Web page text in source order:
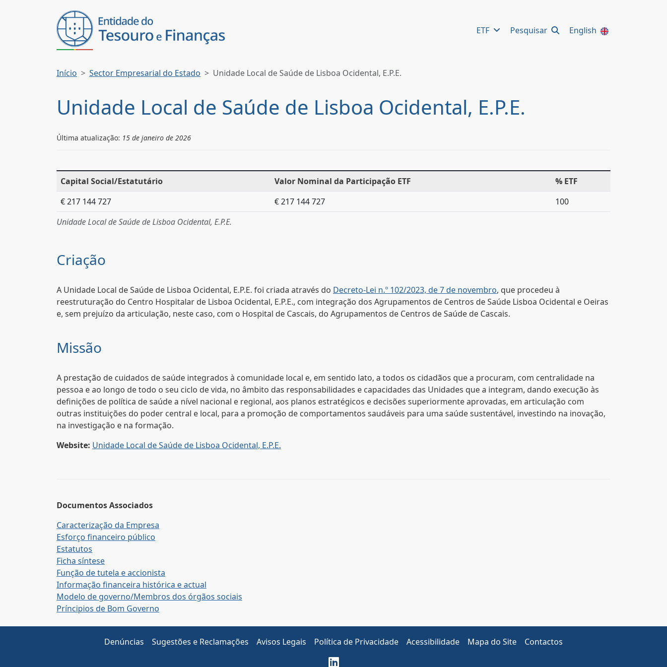
ETF Pesquisar English
Início Sector Empresarial do Estado Unidade Local de Saúde de Lisboa Ocidental, E.P.E.
Unidade Local de Saúde de Lisboa Ocidental, E.P.E.
Última atualização: 15 de janeiro de 2026
Unidade Local de Saúde de Lisboa Ocidental, E.P.E.
Capital Social/Estatutário Valor Nominal da Participação ETF
% ETF
€ 217 144 727
€ 217 144 727 100
Criação
A Unidade Local de Saúde de Lisboa Ocidental, E.P.E. foi criada através do Decreto-Lei n.º 102/2023, de 7 de novembro, que procedeu à
reestruturação do Centro Hospitalar de Lisboa Ocidental, E.P.E., com integração dos Agrupamentos de Centros de Saúde Lisboa Ocidental e Oeiras
e, sem prejuízo da articulação, neste caso, com o Hospital de Cascais, do Agrupamentos de Centros de Saúde de Cascais.
Missão
A prestação de cuidados de saúde integrados à comunidade local e, em sentido lato, a todos os cidadãos que a procuram, com centralidade na
pessoa e ao longo de todo o seu ciclo de vida, no âmbito das responsabilidades e capacidades das Unidades que a integram, dando execução às
definições de política de saúde a nível nacional e regional, aos planos estratégicos e decisões superiormente aprovadas, em articulação com
outras instituições do poder central e local, para a promoção de comportamentos saudáveis para uma saúde sustentável, investindo na inovação,
na investigação e na formação.
Website: Unidade Local de Saúde de Lisboa Ocidental, E.P.E.
Documentos Associados
Caracterização da Empresa
Esforço financeiro público
Estatutos
Ficha síntese
Função de tutela e accionista
Informação financeira histórica e actual
Modelo de governo/Membros dos órgãos sociais
Príncipios de Bom Governo
Denúncias Sugestões e Reclamações Avisos Legais Política de Privacidade Acessibilidade Mapa do Site Contactos